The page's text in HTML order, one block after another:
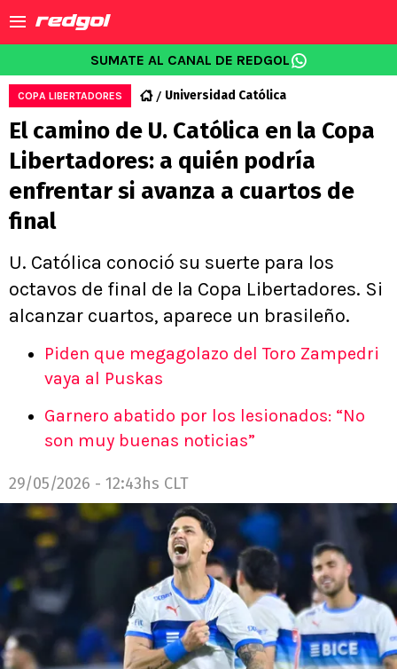
SUMATE AL CANAL DE REDGOL
COPA LIBERTADORES Universidad Católica
El camino de U. Católica en la Copa
Libertadores: a quién podría
enfrentar si avanza a cuartos de
final
U. Católica conoció su suerte para los
octavos de final de la Copa Libertadores. Si
alcanzar cuartos, aparece un brasileño.
Piden que megagolazo del Toro Zampedri
vaya al Puskas
Garnero abatido por los lesionados: “No
son muy buenas noticias”
29/05/2026 - 12:43hs CLT